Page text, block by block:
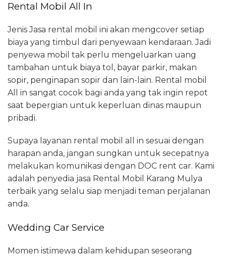
Rental Mobil All In
Jenis Jasa rental mobil ini akan mengcover setiap
biaya yang timbul dari penyewaan kendaraan. Jadi
penyewa mobil tak perlu mengeluarkan uang
tambahan untuk biaya tol, bayar parkir, makan
sopir, penginapan sopir dan lain-lain. Rental mobil
All in sangat cocok bagi anda yang tak ingin repot
saat bepergian untuk keperluan dinas maupun
pribadi.
Supaya layanan rental mobil all in sesuai dengan
harapan anda, jangan sungkan untuk secepatnya
melakukan komunikasi dengan DOC rent car. Kami
adalah penyedia jasa Rental Mobil Karang Mulya
terbaik yang selalu siap menjadi teman perjalanan
anda.
Wedding Car Service
Momen istimewa dalam kehidupan seseorang